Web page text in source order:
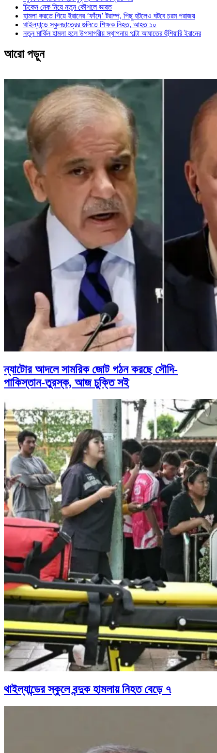
চিকেন নেক নিয়ে নতুন কৌশলে ভারত
হামলা করতে গিয়ে ইরানের ‘ফাঁদে’ ট্রাম্প, পিছু হটলেও ঘটবে চরম পরাজয়
থাইল্যান্ডে স্কুলছাত্রের গুলিতে শিক্ষক নিহত, আহত ১০
নতুন মার্কিন হামলা হলে উপসাগরীয় স্থাপনায় পাল্টা আঘাতের হুঁশিয়ারি ইরানের
আরো পড়ুন
ন্যাটোর আদলে সামরিক জোট গঠন করছে সৌদি-
পাকিস্তান-তুরস্ক, আজ চুক্তি সই
থাইল্যান্ডের স্কুলে বন্দুক হামলায় নিহত বেড়ে ৭